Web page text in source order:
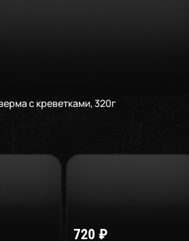
с креветками,320г
720 ₽